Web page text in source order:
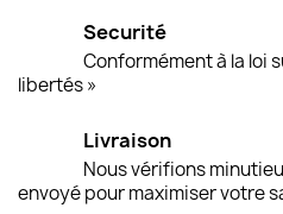
Securité
Conformément à la loi
libertés »
Livraison
Nous vérifions
envoyé pour maximiser votre